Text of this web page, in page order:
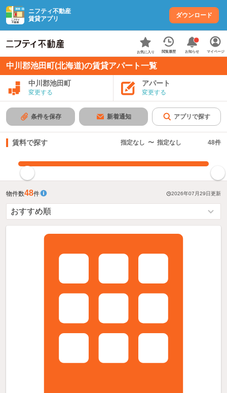
ニフティ不動産
賃貸アプリ
ダウンロード
お気に入り 閲覧履歴 お知らせ マイページ
中川郡池田町(北海道)の賃貸アパート一覧
中川郡池田町
変更する
アパート
変更する
条件を保存 新着通知 アプリで探す
賃料で探す 指定なし 〜 指定なし 48件
物件数48件 2026年07月29日更新